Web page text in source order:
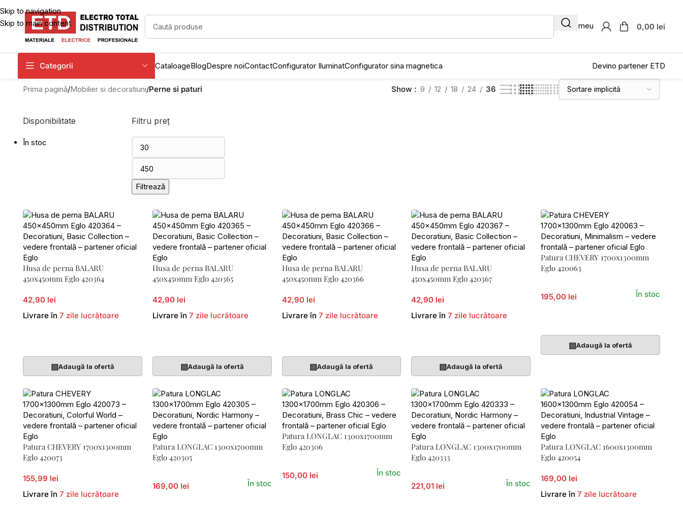
Skip to navigation
Skip to main content
Contul meu 0,00 lei
Categorii CataloageBlogDespre noiContactConfigurator IluminatConfigurator sina magnetica Devino partener ETD
Prima pagină/Mobilier si decoratiuni/Perne si paturi Show 9 12 18 24 36
Disponibilitate
În stoc
Filtru preț
Filtrează
Husa de perna BALARU
450x450mm Eglo 420364
42,90 lei
Livrare în 7 zile lucrătoare
▤Adaugă la ofertă
Husa de perna BALARU
450x450mm Eglo 420365
42,90 lei
Livrare în 7 zile lucrătoare
▤Adaugă la ofertă
Husa de perna BALARU
450x450mm Eglo 420366
42,90 lei
Livrare în 7 zile lucrătoare
▤Adaugă la ofertă
Husa de perna BALARU
450x450mm Eglo 420367
42,90 lei
Livrare în7 zile lucrătoare
▤Adaugă la ofertă
Patura CHEVERY 1700x1300mm
Eglo 420063
195,00 lei În stoc
▤Adaugă la ofertă
Patura CHEVERY 1700x1300mm
Eglo 420073
155,99 lei
Livrare în 7 zile lucrătoare
Patura LONGLAC 1300x1700mm
Eglo 420305
169,00 lei În stoc
Patura LONGLAC 1300x1700mm
Eglo 420306
150,00 lei În stoc
Patura LONGLAC 1300x1700mm
Eglo 420333
221,01 lei În stoc
Patura LONGLAC 1600x1300mm
Eglo 420054
169,00 lei
Livrare în7 zile lucrătoare